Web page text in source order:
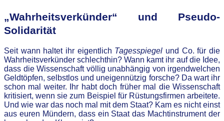
„Wahrheitsverkünder“ und Pseudo-
Solidarität
Seit wann haltet ihr eigentlich Tagesspiegel und Co. für die
Wahrheitsverkünder schlechthin? Wann kamt ihr auf die Idee,
dass die Wissenschaft völlig unabhängig von irgendwelchen
Geldtöpfen, selbstlos und uneigennützig forsche? Da wart ihr
schon mal weiter. Ihr habt doch früher mal die Wissenschaft
kritisiert, wenn sie zum Beispiel für Rüstungsfirmen arbeitete.
Und wie war das noch mal mit dem Staat? Kam es nicht einst
aus euren Mündern, dass ein Staat das Machtinstrument der